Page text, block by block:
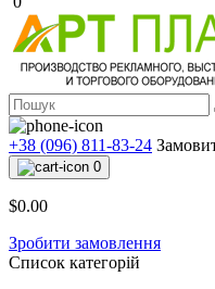
+38 (096) 811-83-24
0
$0.00
Зробити замовлення
Список категорій